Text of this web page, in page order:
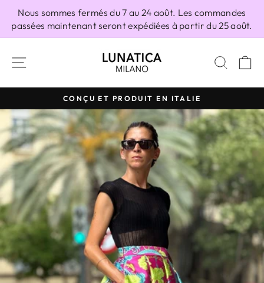
contenu
Nous sommes fermés du 7 au 24 août. Les commandes
passées maintenant seront expédiées à partir du 25 août.
Diaporama
Pause
CONÇU ET PRODUIT EN ITALIE